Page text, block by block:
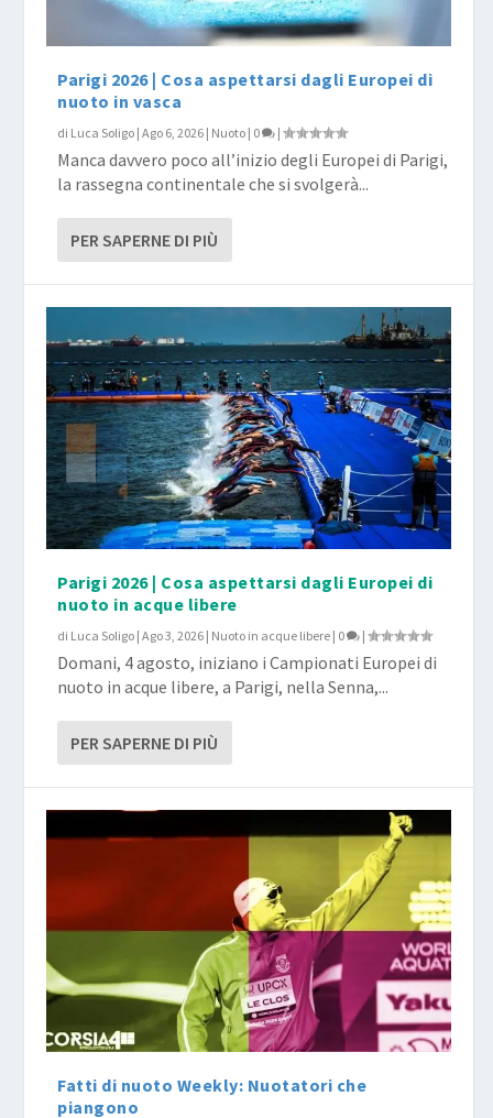
Parigi 2026 | Cosa aspettarsi dagli Europei di
nuoto in vasca
di Luca Soligo |Ago 6, 2026 | Nuoto | 0 |
Manca davvero poco all’inizio degli Europei di Parigi,
la rassegna continentale che si svolgerà...
PER SAPERNE DI PIÙ
Parigi 2026 | Cosa aspettarsi dagli Europei di
nuoto in acque libere
di Luca Soligo |Ago 3, 2026 | Nuoto in acque libere | 0 |
Domani, 4 agosto, iniziano i Campionati Europei di
nuoto in acque libere, a Parigi, nella Senna,...
PER SAPERNE DI PIÙ
Fatti di nuoto Weekly: Nuotatori che
piangono